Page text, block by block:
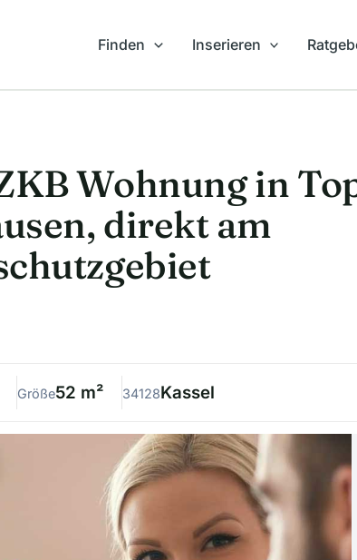
Finden Inserieren
Wohnung in
direkt am
Größe52 m² 34128Kassel